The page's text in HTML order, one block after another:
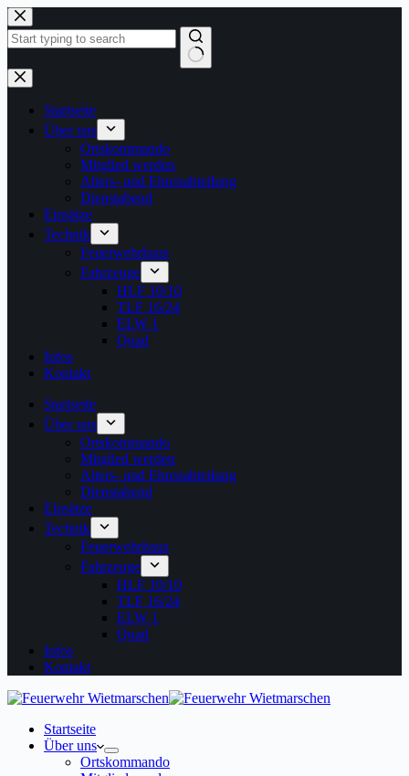
Zum
Inhalt
springen
Keine
Ergebnisse
Startseite
Über uns
Ortskommando
Mitglied werden
Alters- und Ehrenabteilung
Dienstabend
Einsätze
Technik
Feuerwehrhaus
Fahrzeuge
HLF 10/10
TLF 16/24
ELW 1
Quad
Infos
Kontakt
Startseite
Über uns
Ortskommando
Mitglied werden
Alters- und Ehrenabteilung
Dienstabend
Einsätze
Technik
Feuerwehrhaus
Fahrzeuge
HLF 10/10
TLF 16/24
ELW 1
Quad
Infos
Kontakt
Startseite
Über uns
Ortskommando